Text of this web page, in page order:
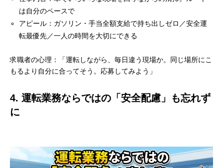
は自分のペースで
アピール：ガソリン・手当全額支給で持ち出しゼロ／安全運
転最優先／一人の時間を大切にできる
求職者の心理：「運転しながら、毎日違う現場か。同じ場所にこ
もるより自分に合ってそう。応募してみよう」
4. 運転業務ならではの「安全配慮」も忘れず
に